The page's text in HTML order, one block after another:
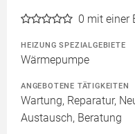
0 mit einer
HEIZUNG SPEZIALGEBIETE
Wärmepumpe
ANGEBOTENE TÄTIGKEITEN
Wartung, Reparatur,
Austausch, Beratung